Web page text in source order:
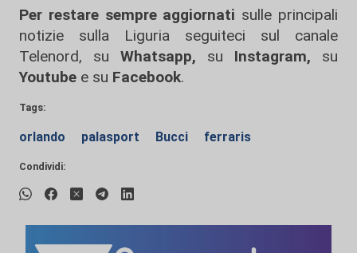
Per restare sempre aggiornati sulle principali
notizie sulla Liguria seguiteci sul canale
Telenord, su
Whatsapp, su Instagram, su
Youtube e su Facebook.
Tags:
orlando palasport Bucci ferraris
Condividi: